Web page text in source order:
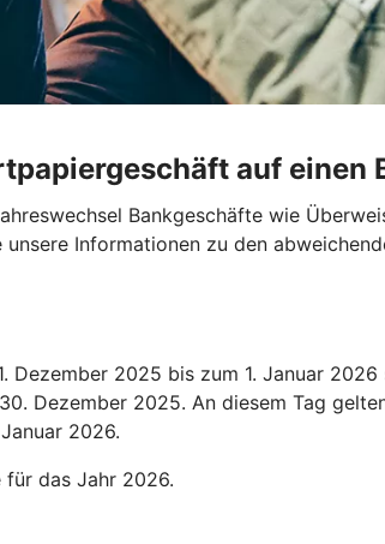
auf einen
Bankgeschäfte wie
Informationen zu den
2025 bis zum 1. Januar
Dezember 2025. An diesem Tag
2026.
für das Jahr 2026.